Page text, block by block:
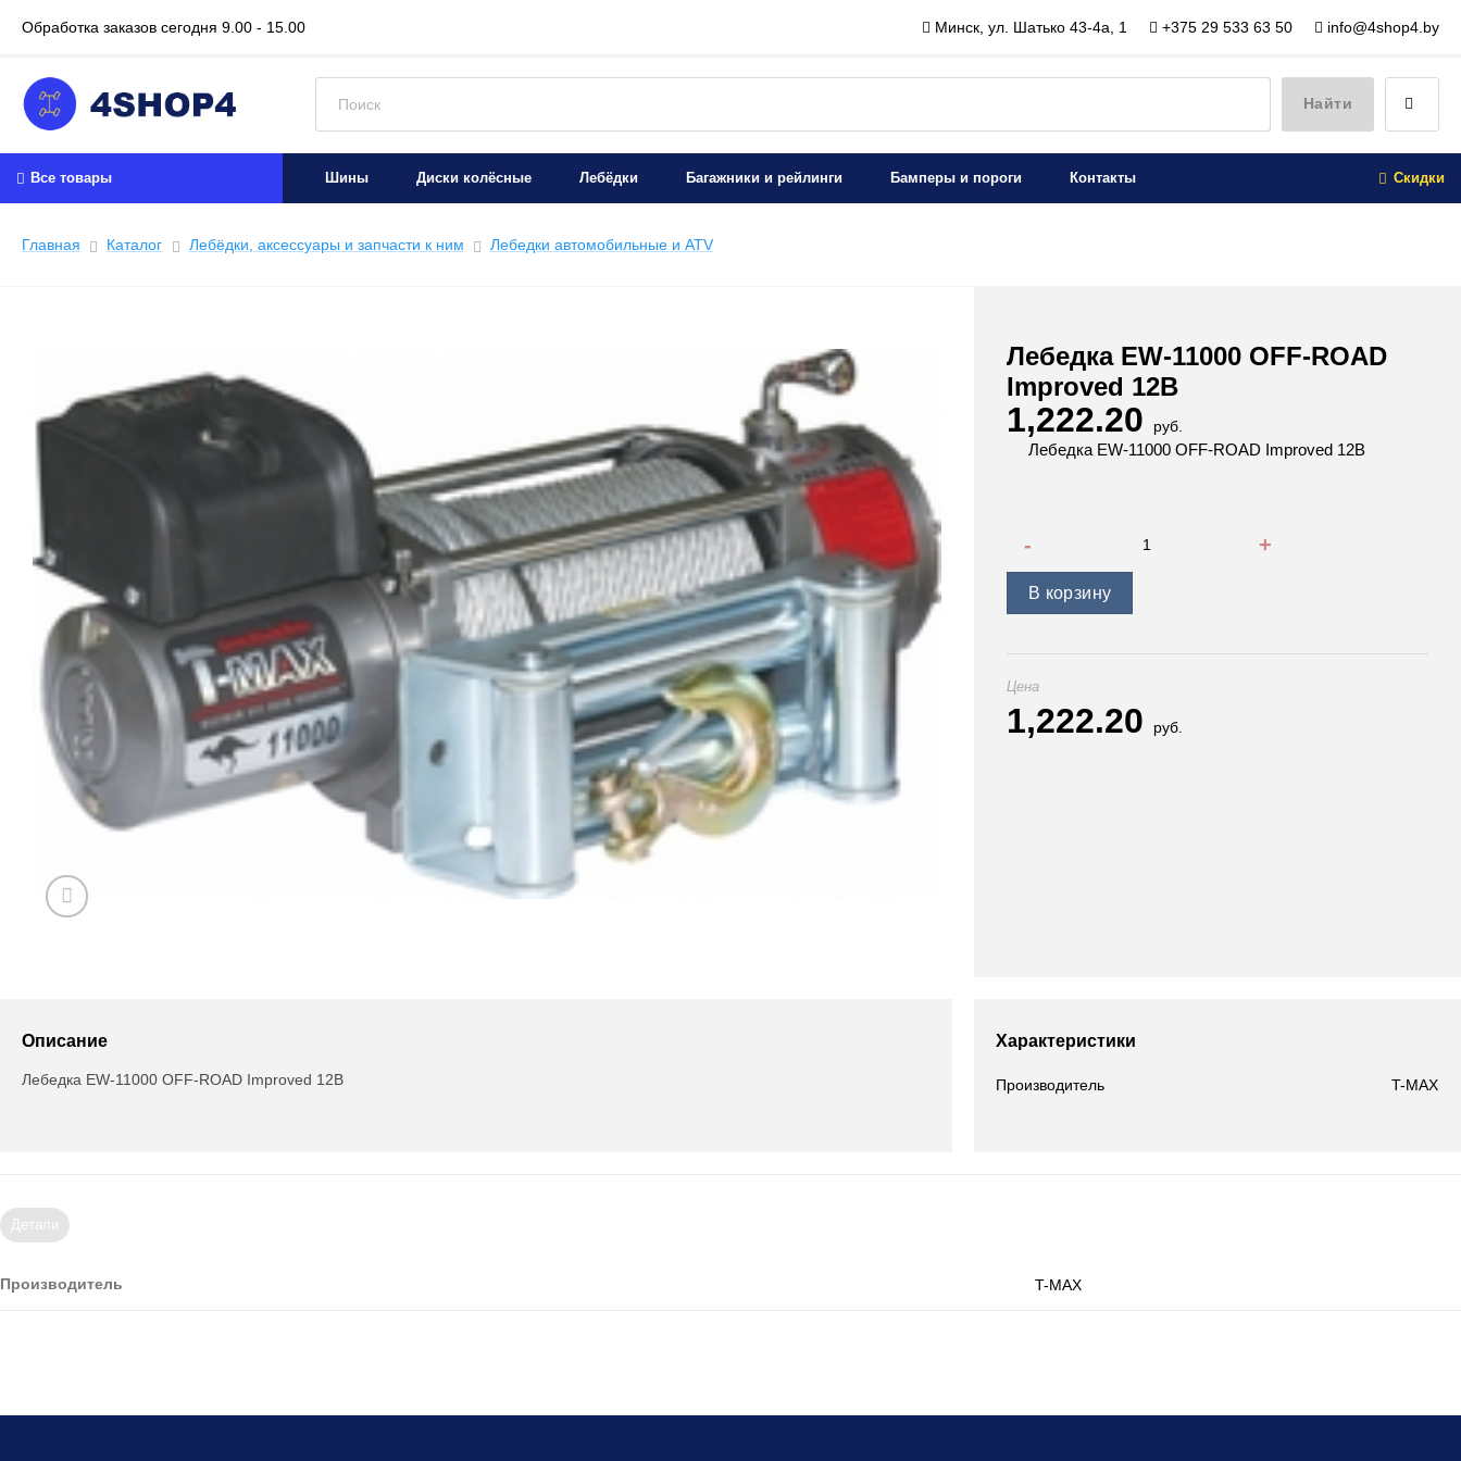
Обработка заказов сегодня 9.00 - 15.00 Минск, ул. Шатько 43-4а, 1 +375 29 533 63 50 info@4shop4.by
Найти
Все товары Шины Диски колёсные Лебёдки Багажники и рейлинги Бамперы и пороги Контакты Скидки
Главная Каталог Лебёдки, аксессуары и запчасти к ним Лeбедки автомобильные и ATV
Лебедка EW-11000 OFF-ROAD
Improved 12В
1,222.20 руб.
Лебедка EW-11000 OFF-ROAD Improved 12В
В корзину
Цена
1,222.20 руб.
Описание
Лебедка EW-11000 OFF-ROAD Improved 12В
Характеристики
Производитель T-MAX
Детали
Производитель T-MAX